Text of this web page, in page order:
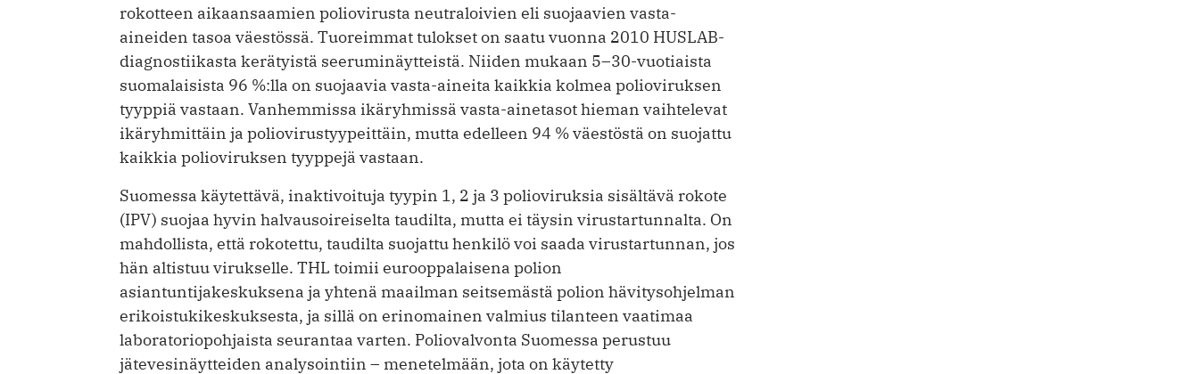
rokotteen aikaansaamien poliovirusta neutraloivien eli suojaavien vasta-
aineiden tasoa väestössä. Tuoreimmat tulokset on saatu vuonna 2010 HUSLAB-
diagnostiikasta kerätyistä seeruminäytteistä. Niiden mukaan 5–30-vuotiaista
suomalaisista 96 %:lla on suojaavia vasta-aineita kaikkia kolmea polioviruksen
tyyppiä vastaan. Vanhemmissa ikäryhmissä vasta-ainetasot hieman vaihtelevat
ikäryhmittäin ja poliovirustyypeittäin, mutta edelleen 94 % väestöstä on suojattu
kaikkia polioviruksen tyyppejä vastaan.
Suomessa käytettävä, inaktivoituja tyypin 1, 2 ja 3 polioviruksia sisältävä rokote
(IPV) suojaa hyvin halvausoireiselta taudilta, mutta ei täysin virustartunnalta. On
mahdollista, että rokotettu, taudilta suojattu henkilö voi saada virustartunnan, jos
hän altistuu virukselle. THL toimii eurooppalaisena polion
asiantuntijakeskuksena ja yhtenä maailman seitsemästä polion hävitys­ohjelman
erikoistukikeskuksesta, ja sillä on erinomainen valmius tilanteen vaatimaa
laboratoriopohjaista seurantaa varten. Poliovalvonta Suomessa perustuu
jätevesinäytteiden analysointiin – menetelmään, jota on käytetty